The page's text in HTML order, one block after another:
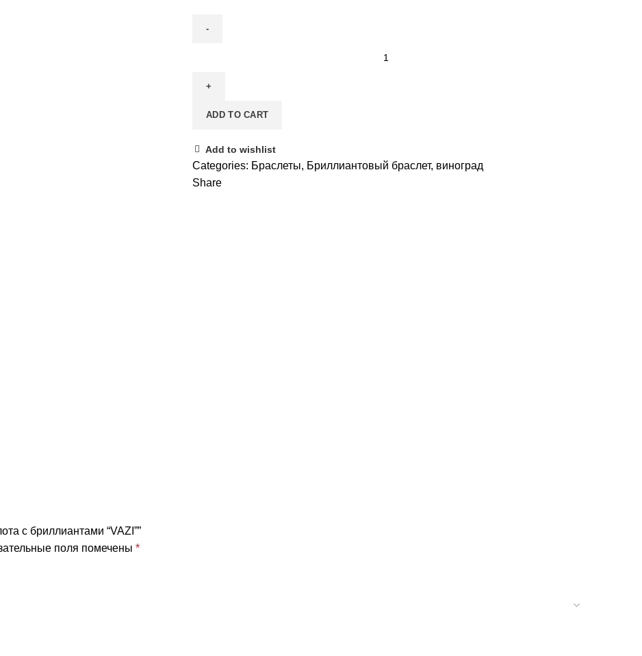
ADD TO CART
Add to wishlist
Categories: Браслеты, Бриллиантовый браслет, виноград
Share
с бриллиантами “VAZI””
поля помечены *